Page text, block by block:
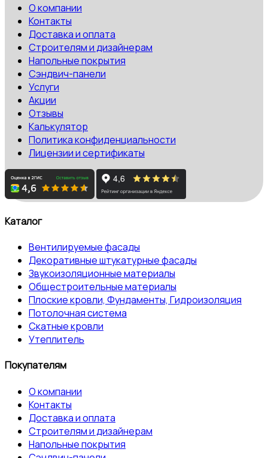
О компании
Контакты
Доставка и оплата
Строителям и дизайнерам
Напольные покрытия
Сэндвич-панели
Услуги
Акции
Отзывы
Калькулятор
Политика конфиденциальности
Лицензии и сертификаты
Каталог
Вентилируемые фасады
Декоративные штукатурные фасады
Звукоизоляционные материалы
Общестроительные материалы
Плоские кровли, Фундаменты, Гидроизоляция
Потолочная система
Скатные кровли
Утеплитель
Покупателям
О компании
Контакты
Доставка и оплата
Строителям и дизайнерам
Напольные покрытия